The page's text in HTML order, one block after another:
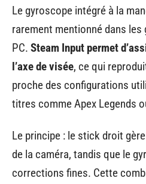
Le gyroscope intégré à la
rarement mentionné dans
PC. Steam Input permet
l’axe de visée, ce qui
proche des configurations
titres comme Apex Legends
Le principe : le stick droit
de la caméra, tandis que le
corrections fines. Cette